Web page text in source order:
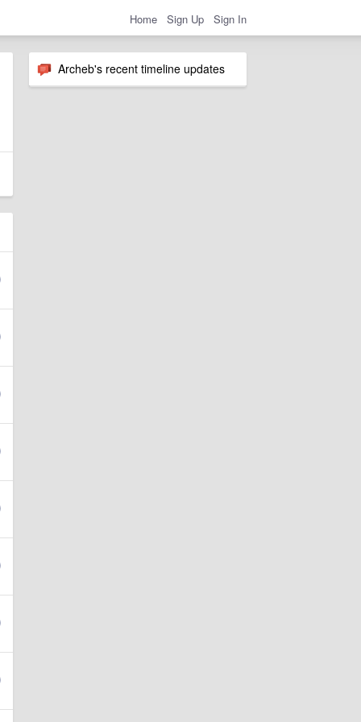
Home Sign Up Sign In
Archeb's recent timeline updates